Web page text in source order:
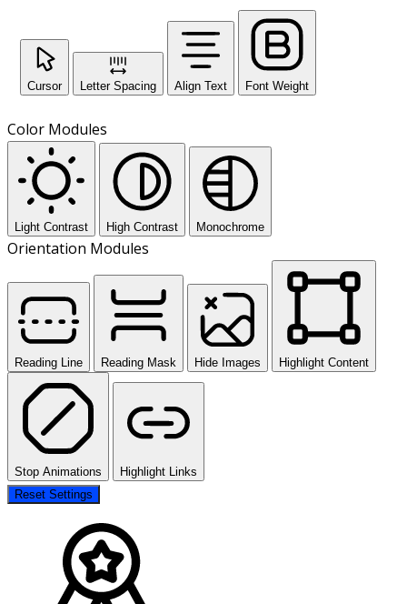
Cursor Letter Spacing Align Text Font Weight
Color Modules
Light Contrast High Contrast Monochrome
Orientation Modules
Reading Line Reading Mask Hide Images Highlight Content
Stop Animations
Highlight Links
Reset Settings